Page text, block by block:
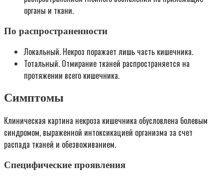
органы и ткани.
По распространенности
Локальный. Некроз поражает лишь часть кишечника.
Тотальный. Отмирание тканей распространяется на
протяжении всего кишечника.
Симптомы
Клиническая картина некроза кишечника обусловлена болевым
синдромом, выраженной интоксикацией организма за счет
распада тканей и обезвоживанием.
Специфические проявления